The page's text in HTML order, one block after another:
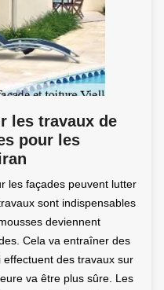
les travaux de
pour les
les façades peuvent lutter
sont indispensables
deviennent
Cela va entraîner des
des travaux sur
va être plus sûre. Les